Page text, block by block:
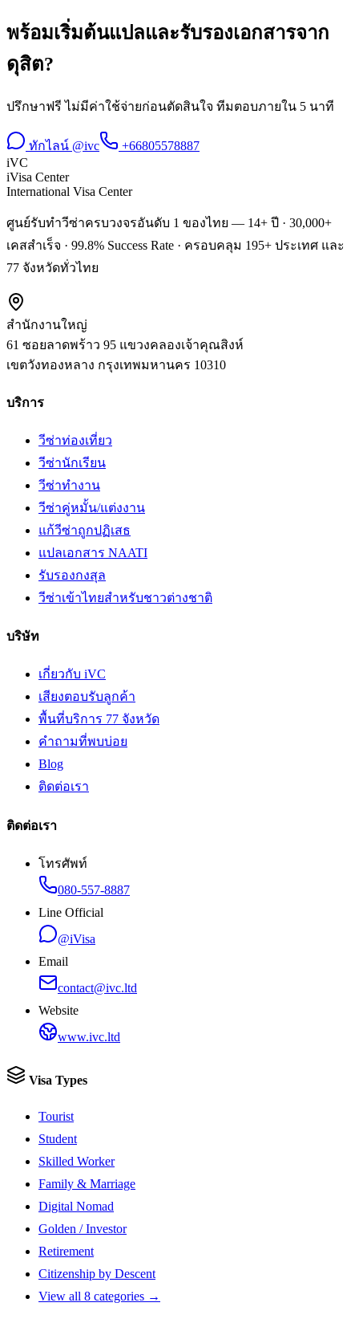
พร้อมเริ่มต้นแปลและรับรองเอกสารจาก
ดุสิต?
ปรึกษาฟรี ไม่มีค่าใช้จ่ายก่อนตัดสินใจ ทีมตอบภายใน 5 นาที
ทักไลน์ @ivc
+66805578887
iVC
iVisa Center
International Visa Center
ศูนย์รับทำวีซ่าครบวงจรอันดับ 1 ของไทย — 14+ ปี · 30,000+
เคสสำเร็จ · 99.8% Success Rate · ครอบคลุม 195+ ประเทศ และ
77 จังหวัดทั่วไทย
สำนักงานใหญ่
61 ซอยลาดพร้าว 95 แขวงคลองเจ้าคุณสิงห์
เขตวังทองหลาง กรุงเทพมหานคร 10310
บริการ
วีซ่าท่องเที่ยว
วีซ่านักเรียน
วีซ่าทำงาน
วีซ่าคู่หมั้น/แต่งงาน
แก้วีซ่าถูกปฏิเสธ
แปลเอกสาร NAATI
รับรองกงสุล
วีซ่าเข้าไทยสำหรับชาวต่างชาติ
บริษัท
เกี่ยวกับ iVC
เสียงตอบรับลูกค้า
พื้นที่บริการ 77 จังหวัด
คำถามที่พบบ่อย
Blog
ติดต่อเรา
ติดต่อเรา
โทรศัพท์
080-557-8887
Line Official
@iVisa
Email
contact@ivc.ltd
Website
www.ivc.ltd
Visa Types
Tourist
Student
Skilled Worker
Family & Marriage
Digital Nomad
Golden / Investor
Retirement
Citizenship by Descent
View all 8 categories →